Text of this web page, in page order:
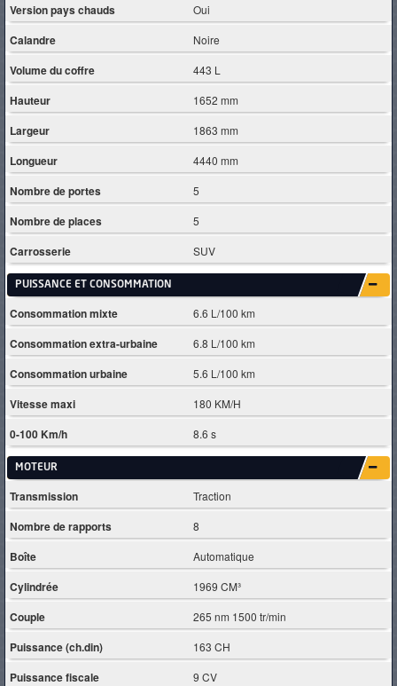
Version pays chauds Oui
Calandre Noire
Volume du coffre 443 L
Hauteur 1652 mm
Largeur 1863 mm
Longueur 4440 mm
Nombre de portes 5
Nombre de places 5
Carrosserie SUV
PUISSANCE ET CONSOMMATION
Consommation mixte 6.6 L/100 km
Consommation extra-urbaine 6.8 L/100 km
Consommation urbaine 5.6 L/100 km
Vitesse maxi 180 KM/H
0-100 Km/h 8.6 s
MOTEUR
Transmission Traction
Nombre de rapports 8
Boîte Automatique
Cylindrée 1969 CM³
Couple 265 nm 1500 tr/min
Puissance (ch.din) 163 CH
Puissance fiscale 9 CV